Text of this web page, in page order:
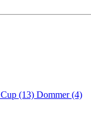
Cup (13) Dommer (4)